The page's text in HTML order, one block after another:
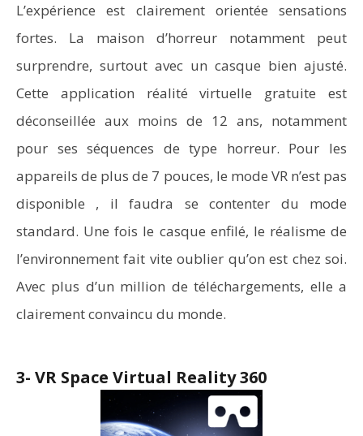
L’expérience est clairement orientée sensations
fortes. La maison d’horreur notamment peut
surprendre, surtout avec un casque bien ajusté.
Cette application réalité virtuelle gratuite est
déconseillée aux moins de 12 ans, notamment
pour ses séquences de type horreur. Pour les
appareils de plus de 7 pouces, le mode VR n’est pas
disponible , il faudra se contenter du mode
standard. Une fois le casque enfilé, le réalisme de
l’environnement fait vite oublier qu’on est chez soi.
Avec plus d’un million de téléchargements, elle a
clairement convaincu du monde.
3- VR Space Virtual Reality 360